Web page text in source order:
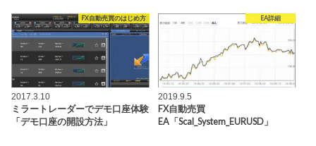
FX自動売買のはじめ方
2017.3.10
ミラートレーダーでデモ口座体験
「デモ口座の開設方法」
EA詳細
2019.9.5
FX自動売買
EA「Scal_System_EURUSD」